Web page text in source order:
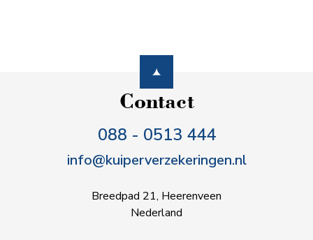
Contact
088 - 0513 444
info@kuiperverzekeringen.nl
Breedpad 21, Heerenveen
Nederland